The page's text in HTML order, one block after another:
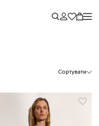
Сортувати